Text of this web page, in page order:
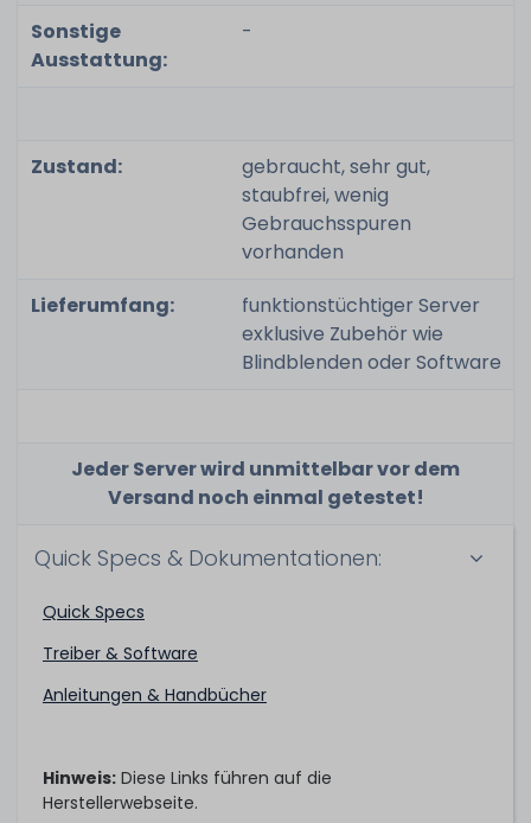
Sonstige
Ausstattung:
-
Zustand:
gebraucht, sehr gut,
staubfrei, wenig
Gebrauchsspuren
vorhanden
Lieferumfang:
funktionstüchtiger Server
exklusive Zubehör wie
Blindblenden oder Software
Jeder Server wird unmittelbar vor dem
Versand noch einmal getestet!
Quick Specs & Dokumentationen:
Quick Specs
Treiber & Software
Anleitungen & Handbücher
Hinweis: Diese Links führen auf die
Herstellerwebseite.